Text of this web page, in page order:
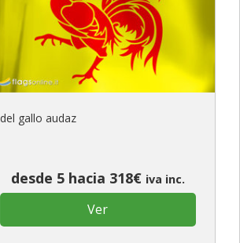
¿Es este tu primer
CREAR UNA NUEVA
del gallo audaz
desde 5 hacia 318€ iva inc.
Ver